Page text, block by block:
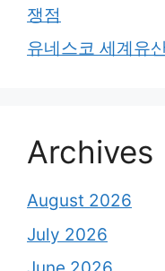
쟁점
유네스코 세계유
Archives
August 2026
July 2026